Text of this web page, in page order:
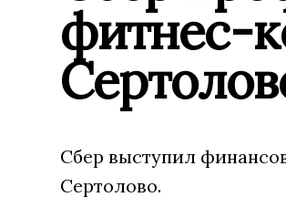
фитнес-
Сбер выступил
Сертолово.